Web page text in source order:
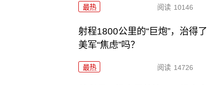
最热 阅读 10146
射程1800公里的“巨炮”，治得了
美军“焦虑”吗？
最热 阅读 14726